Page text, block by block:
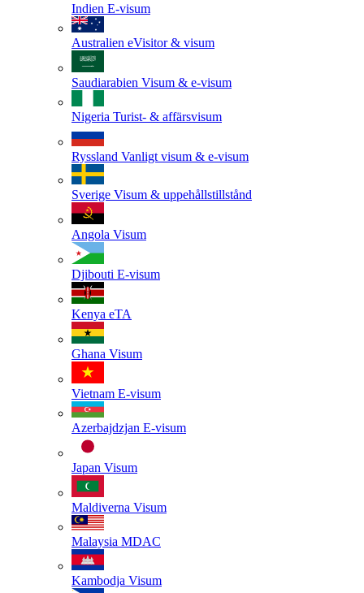
Indien E-visum
Australien eVisitor & visum
Saudiarabien Visum & e-visum
Nigeria Turist- & affärsvisum
Ryssland Vanligt visum & e-visum
Sverige Visum & uppehållstillstånd
Angola Visum
Djibouti E-visum
Kenya eTA
Ghana Visum
Vietnam E-visum
Azerbajdzjan E-visum
Japan Visum
Maldiverna Visum
Malaysia MDAC
Kambodja Visum